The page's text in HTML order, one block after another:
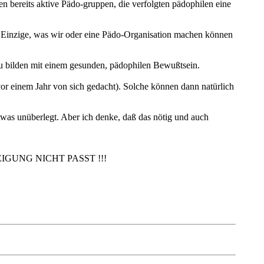
bereits aktive Pädo-gruppen, die verfolgten pädophilen eine
was wir oder eine Pädo-Organisation machen können
mit einem gesunden, pädophilen Bewußtsein.
einem Jahr von sich gedacht). Solche können dann natürlich
unüberlegt. Aber ich denke, daß das nötig und auch
NICHT PASST !!!